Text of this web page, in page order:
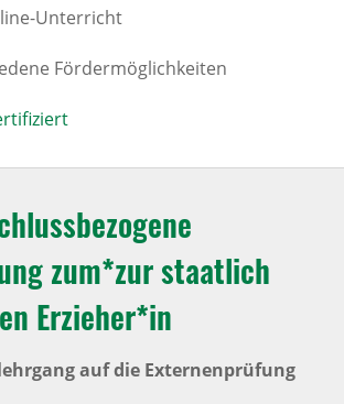
Unterricht
Fördermöglichkeiten
zum*zur staatlich
Erzieher*in
auf die Externenprüfung